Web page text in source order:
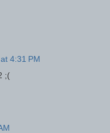
4:31 PM
;(